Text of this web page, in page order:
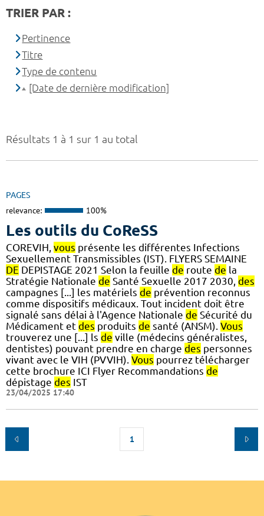
Résultats 1 à 1 sur 1 au total
PAGES
relevance: 100%
Les outils du CoReSS
COREVIH, vous présente les différentes Infections
Sexuellement Transmissibles (IST). FLYERS SEMAINE
DE DEPISTAGE 2021 Selon la feuille de route de la
Stratégie Nationale de Santé Sexuelle 2017 2030, des
campagnes [...] les matériels de prévention reconnus
comme dispositifs médicaux. Tout incident doit être
signalé sans délai à l'Agence Nationale de Sécurité du
Médicament et des produits de santé (ANSM). Vous
trouverez une [...] ls de ville (médecins généralistes,
dentistes) pouvant prendre en charge des personnes
vivant avec le VIH (PVVIH). Vous pourrez télécharger
cette brochure ICI Flyer Recommandations de
dépistage des IST
23/04/2025 17:40
1
TRIER PAR :
Pertinence
Titre
Type de contenu
[Date de dernière modification]